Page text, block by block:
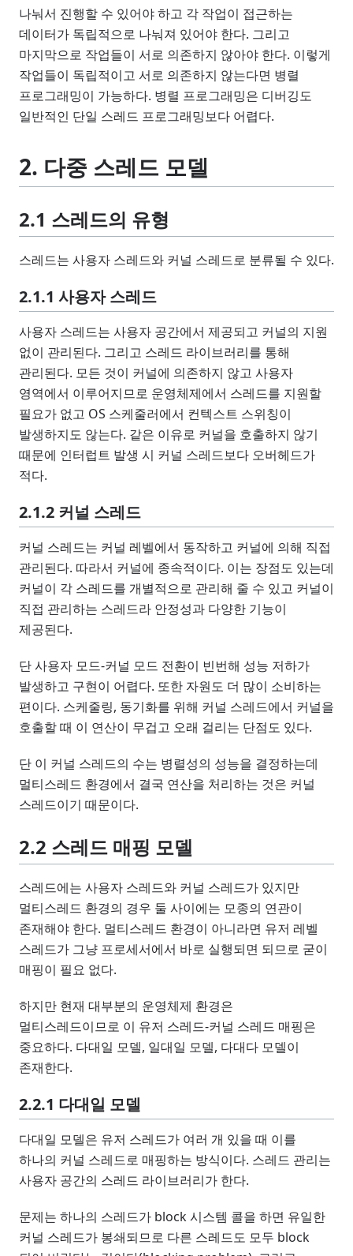
나눠서 진행할 수 있어야 하고 각 작업이 접근하는
데이터가 독립적으로 나눠져 있어야 한다. 그리고
마지막으로 작업들이 서로 의존하지 않아야 한다. 이렇게
작업들이 독립적이고 서로 의존하지 않는다면 병렬
프로그래밍이 가능하다. 병렬 프로그래밍은 디버깅도
일반적인 단일 스레드 프로그래밍보다 어렵다.
2. 다중 스레드 모델
2.1 스레드의 유형
스레드는 사용자 스레드와 커널 스레드로 분류될 수 있다.
2.1.1 사용자 스레드
사용자 스레드는 사용자 공간에서 제공되고 커널의 지원
없이 관리된다. 그리고 스레드 라이브러리를 통해
관리된다. 모든 것이 커널에 의존하지 않고 사용자
영역에서 이루어지므로 운영체제에서 스레드를 지원할
필요가 없고 OS 스케줄러에서 컨텍스트 스위칭이
발생하지도 않는다. 같은 이유로 커널을 호출하지 않기
때문에 인터럽트 발생 시 커널 스레드보다 오버헤드가
적다.
2.1.2 커널 스레드
커널 스레드는 커널 레벨에서 동작하고 커널에 의해 직접
관리된다. 따라서 커널에 종속적이다. 이는 장점도 있는데
커널이 각 스레드를 개별적으로 관리해 줄 수 있고 커널이
직접 관리하는 스레드라 안정성과 다양한 기능이
제공된다.
단 사용자 모드-커널 모드 전환이 빈번해 성능 저하가
발생하고 구현이 어렵다. 또한 자원도 더 많이 소비하는
편이다. 스케줄링, 동기화를 위해 커널 스레드에서 커널을
호출할 때 이 연산이 무겁고 오래 걸리는 단점도 있다.
단 이 커널 스레드의 수는 병렬성의 성능을 결정하는데
멀티스레드 환경에서 결국 연산을 처리하는 것은 커널
스레드이기 때문이다.
2.2 스레드 매핑 모델
스레드에는 사용자 스레드와 커널 스레드가 있지만
멀티스레드 환경의 경우 둘 사이에는 모종의 연관이
존재해야 한다. 멀티스레드 환경이 아니라면 유저 레벨
스레드가 그냥 프로세서에서 바로 실행되면 되므로 굳이
매핑이 필요 없다.
하지만 현재 대부분의 운영체제 환경은
멀티스레드이므로 이 유저 스레드-커널 스레드 매핑은
중요하다. 다대일 모델, 일대일 모델, 다대다 모델이
존재한다.
2.2.1 다대일 모델
다대일 모델은 유저 스레드가 여러 개 있을 때 이를
하나의 커널 스레드로 매핑하는 방식이다. 스레드 관리는
사용자 공간의 스레드 라이브러리가 한다.
문제는 하나의 스레드가 block 시스템 콜을 하면 유일한
커널 스레드가 봉쇄되므로 다른 스레드도 모두 block